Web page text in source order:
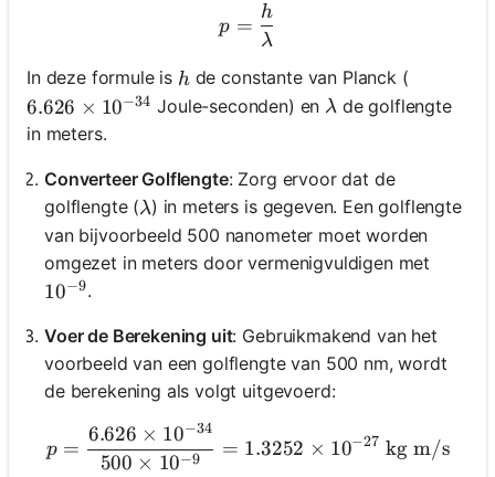
p = \frac{h}{\lambda}
p =
λ
h
In deze formule is h
hde constante van Planck (
6.626 \times 10^{-34}
6.626 × 10−34 Joule-seconden) en \lambda
λ de golflengte
in meters.
Converteer Golflengte: Zorg ervoor dat de
golflengte (\lambda
λ) in meters is gegeven. Een golflengte
van bijvoorbeeld 500 nanometer moet worden
omgezet in meters door vermenigvuldigen met
10^{-9}
10−9.
Voer de Berekening uit: Gebruikmakend van het
voorbeeld van een golflengte van 500 nm, wordt
de berekening als volgt uitgevoerd:
p = \frac{6.626 \times
p =
500 × 10−9
6.626 × 10−34
= 1.3252 × 10−27 kg m/s